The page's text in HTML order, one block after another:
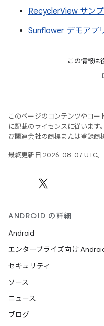
RecyclerView サン
Sunflower デモアプ
この情報は
このページのコンテンツやコー
に記載のライセンスに従いま
び関連会社の商標または登録商
最終更新日 2026-08-07 UTC。
ANDROID の詳細
Android
エンタープライズ向け
セキュリティ
ソース
ニュース
ブログ